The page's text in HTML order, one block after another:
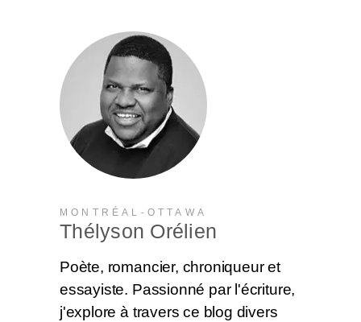
MONTRÉAL-OTTAWA
Thélyson Orélien
Poète, romancier, chroniqueur et
essayiste. Passionné par l'écriture,
j'explore à travers ce blog divers